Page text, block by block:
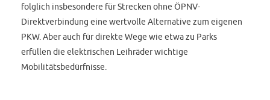
folglich insbesondere für Strecken ohne ÖPNV-
Direktverbindung eine wertvolle Alternative zum eigenen
PKW. Aber auch für direkte Wege wie etwa zu Parks
erfüllen die elektrischen Leihräder wichtige
Mobilitätsbedürfnisse.